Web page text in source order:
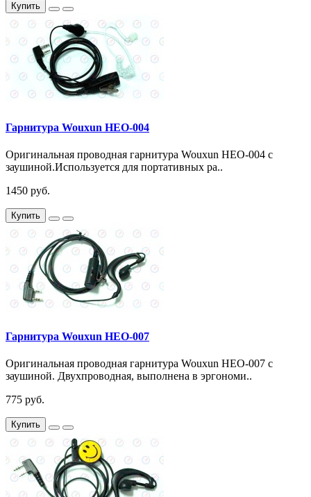
Купить
Гарнитура Wouxun HEO-004
Оригинальная проводная гарнитура Wouxun HEO-004 с
заушиной.Используется для портативных ра..
1450 руб.
Купить
Гарнитура Wouxun HEO-007
Оригинальная проводная гарнитура Wouxun HEO-007 с
заушиной. Двухпроводная, выполнена в эргономи..
775 руб.
Купить